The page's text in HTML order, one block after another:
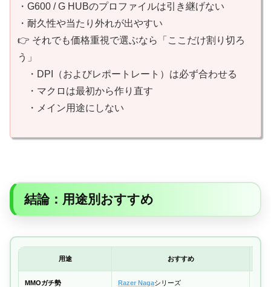
・G600 / G HUBのプロファイルは引き継げない
・耐久性や当たり外れが出やすい
👉 それでも価格重視で選ぶなら「ここだけ割り切ろ
う」
・DPI（およびレポートレート）は必ず合わせる
・マクロは最初から作り直す
・メイン用途にしない
結論：用途別おすすめ
用途 おすすめ
MMOガチ勢 Razer Nagaシリーズ